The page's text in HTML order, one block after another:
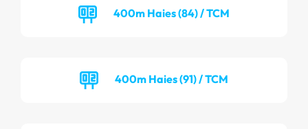
400m Haies (84) / TCM
400m Haies (91) / TCM